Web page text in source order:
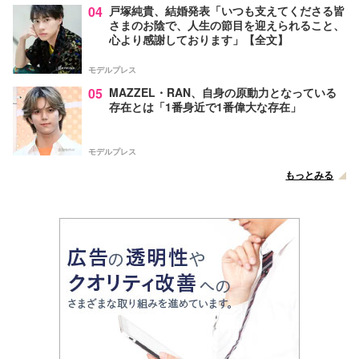
04 戸塚純貴、結婚発表「いつも支えてくださる皆
さまのお陰で、人生の節目を迎えられること、
心より感謝しております」【全文】
モデルプレス
05 MAZZEL・RAN、自身の原動力となっている
存在とは「1番身近で1番偉大な存在」
モデルプレス
もっとみる